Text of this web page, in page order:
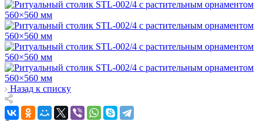
Назад к списку